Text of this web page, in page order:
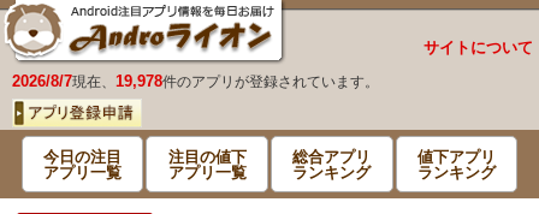
サイトについて
2026/8/7現在、 19,978件のアプリが登録されています。
今日の注目
アプリ一覧
注目の値下
アプリ一覧
総合アプリ
ランキング
値下アプリ
ランキング